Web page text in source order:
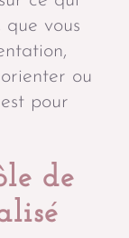
vous
ou
pour
de